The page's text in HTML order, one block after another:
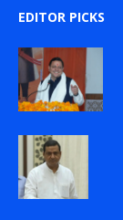
EDITOR PICKS